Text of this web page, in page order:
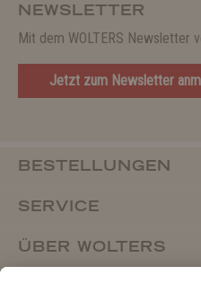
NEWSLETTER
Mit dem WOLTERS Newsletter
Jetzt zum Newsletter
BESTELLUNGEN
SERVICE
ÜBER WOLTERS